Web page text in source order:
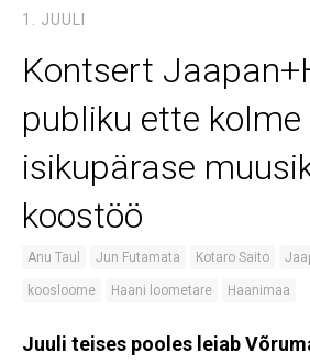
1. JUULI
Kontsert
publiku ette kolme
isikupärase
koostöö
Anu Taul Jun Futamata Kotaro Saito
koosloome Haani loometare Haanimaa
Juuli teises pooles leiab